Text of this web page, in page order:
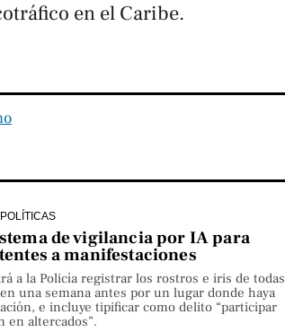
en el Caribe.
de vigilancia por IA para
a manifestaciones
a la Policía registrar los rostros e iris de todas
una semana antes por un lugar donde haya
e incluye tipificar como delito “participar
en altercados”.